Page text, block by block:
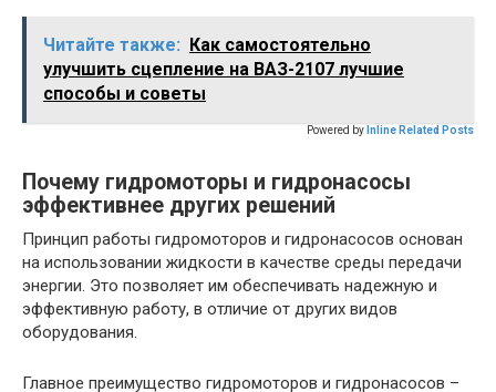
Читайте также: Как самостоятельно
улучшить сцепление на ВАЗ-2107 лучшие
способы и советы
Powered by Inline Related Posts
Почему гидромоторы и гидронасосы
эффективнее других решений
Принцип работы гидромоторов и гидронасосов основан
на использовании жидкости в качестве среды передачи
энергии. Это позволяет им обеспечивать надежную и
эффективную работу, в отличие от других видов
оборудования.
Главное преимущество гидромоторов и гидронасосов –